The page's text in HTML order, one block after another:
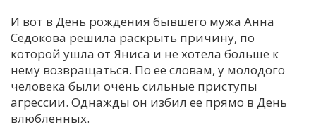
И вот в День рождения бывшего мужа Анна
Седокова решила раскрыть причину, по
которой ушла от Яниса и не хотела больше к
нему возвращаться. По ее словам, у молодого
человека были очень сильные приступы
агрессии. Однажды он избил ее прямо в День
влюбленных.